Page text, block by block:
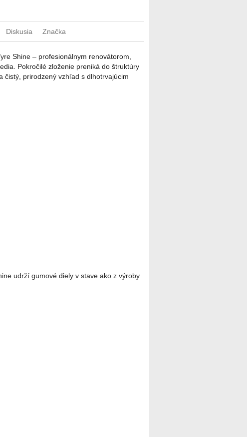
Diskusia Značka
Shine – profesionálnym renovátorom,
Pokročilé zloženie preniká do štruktúry
čistý, prirodzený vzhľad s dlhotrvajúcim
udrží gumové diely v stave ako z výroby